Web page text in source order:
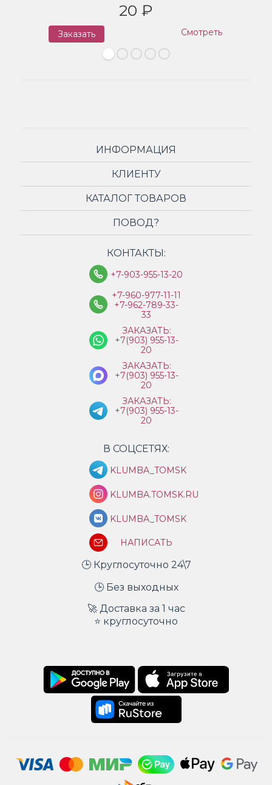
20 ₽
Заказать Смотреть
ИНФОРМАЦИЯ
КЛИЕНТУ
КАТАЛОГ ТОВАРОВ
ПОВОД?
КОНТАКТЫ:
+7-903-955-13-20
+7-960-977-11-11
+7-962-789-33-
33
ЗАКАЗАТЬ:
+7(903) 955-13-
20
ЗАКАЗАТЬ:
+7(903) 955-13-
20
ЗАКАЗАТЬ:
+7(903) 955-13-
20
В СОЦСЕТЯХ:
KLUMBA_TOMSK
KLUMBA.TOMSK.RU
KLUMBA_TOMSK
НАПИСАТЬ
🕒 Круглосуточно 24\7
🕒 Без выходных
🚀 Доставка за 1 час
⭐ круглосуточно